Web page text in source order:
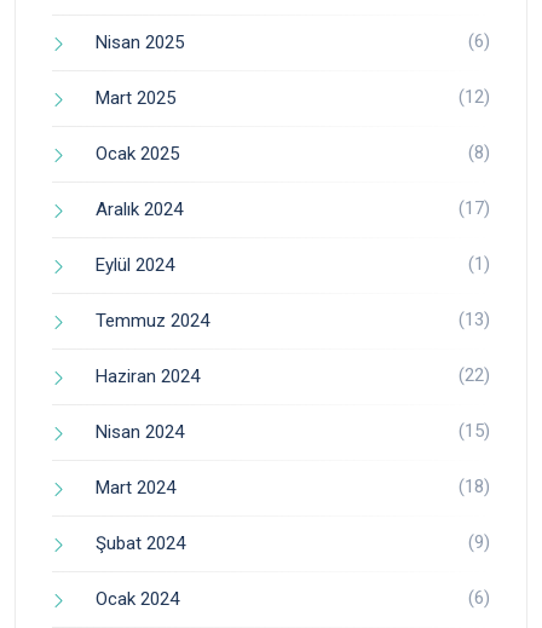
Nisan 2025 (6)
Mart 2025 (12)
Ocak 2025 (8)
Aralık 2024 (17)
Eylül 2024 (1)
Temmuz 2024 (13)
Haziran 2024 (22)
Nisan 2024 (15)
Mart 2024 (18)
Şubat 2024 (9)
Ocak 2024 (6)